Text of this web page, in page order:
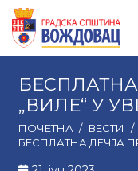
„ВИЛЕ“ У
ПОЧЕТНА / ВЕСТИ /
БЕСПЛАТНА ДЕЧЈА